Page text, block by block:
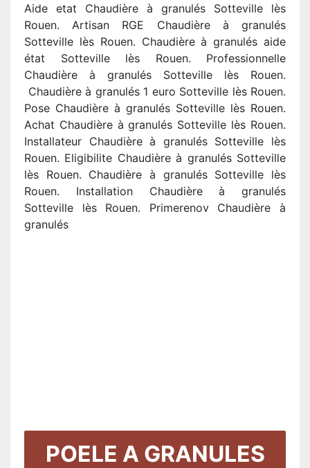
Aide etat Chaudière à granulés Sotteville lès
Rouen. Artisan RGE Chaudière à granulés
Sotteville lès Rouen. Chaudière à granulés aide
état Sotteville lès Rouen. Professionnelle
Chaudière à granulés Sotteville lès Rouen.
Chaudière à granulés 1 euro Sotteville lès Rouen.
Pose Chaudière à granulés Sotteville lès Rouen.
Achat Chaudière à granulés Sotteville lès Rouen.
Installateur Chaudière à granulés Sotteville lès
Rouen. Eligibilite Chaudière à granulés Sotteville
lès Rouen. Chaudière à granulés Sotteville lès
Rouen. Installation Chaudière à granulés
Sotteville lès Rouen. Primerenov Chaudière à
granulés
POELE A GRANULES